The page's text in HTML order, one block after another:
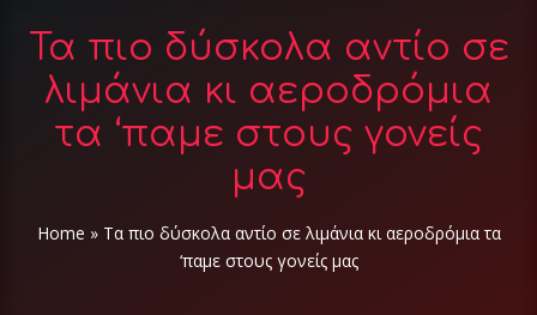
Τα πιο δύσκολα αντίο σε
λιμάνια κι αεροδρόμια
τα ‘παμε στους γονείς
μας
Home » Τα πιο δύσκολα αντίο σε λιμάνια κι αεροδρόμια τα
‘παμε στους γονείς μας